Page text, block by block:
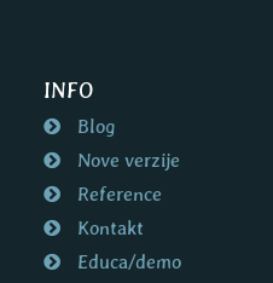
INFO
Blog
Nove verzije
Reference
Kontakt
Educa/demo